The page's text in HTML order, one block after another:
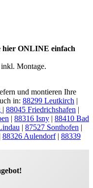
hier ONLINE einfach
Montage.
und montieren Ihre
in: 88299 Leutkirch |
| 88045 Friedrichshafen |
| 88316 Isny | 88410 Bad
| 87527 Sonthofen |
88326 Aulendorf| 88339